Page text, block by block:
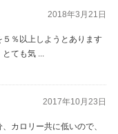
2018年3月21日
％以上しようとあります
ても気 ...
2017年10月23日
カロリー共に低いので、